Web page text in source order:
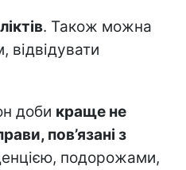
. Також можна
відвідувати
доби краще не
пов’язані з
подорожами,